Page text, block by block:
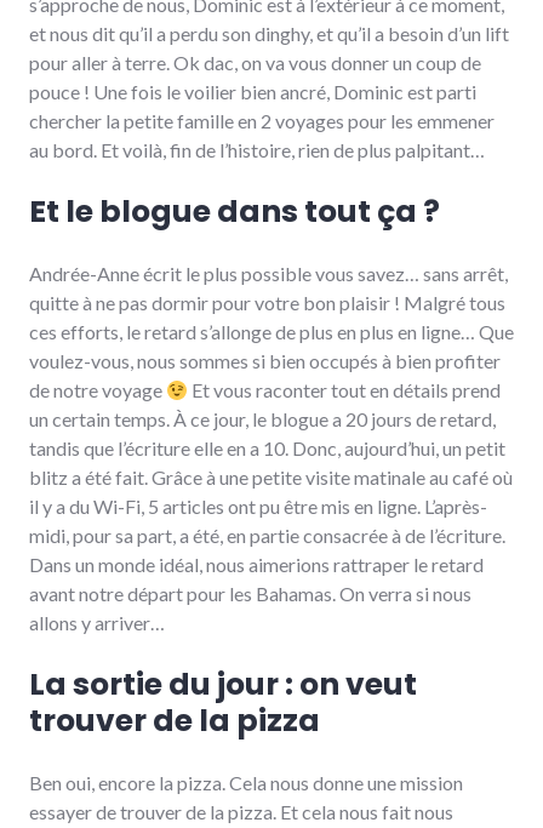
et nous dit qu’il a perdu son dinghy, et qu’il a besoin d’un lift
pour aller à terre. Ok dac, on va vous donner un coup de
pouce ! Une fois le voilier bien ancré, Dominic est parti
chercher la petite famille en 2 voyages pour les emmener
au bord. Et voilà, fin de l’histoire, rien de plus palpitant…
Et le blogue dans tout ça ?
Andrée-Anne écrit le plus possible vous savez… sans arrêt,
quitte à ne pas dormir pour votre bon plaisir ! Malgré tous
ces efforts, le retard s’allonge de plus en plus en ligne… Que
voulez-vous, nous sommes si bien occupés à bien profiter
de notre voyage
Et vous raconter tout en détails prend
un certain temps. À ce jour, le blogue a 20 jours de retard,
tandis que l’écriture elle en a 10. Donc, aujourd’hui, un petit
blitz a été fait. Grâce à une petite visite matinale au café où
il y a du Wi-Fi, 5 articles ont pu être mis en ligne. L’après-
midi, pour sa part, a été, en partie consacrée à de l’écriture.
Dans un monde idéal, nous aimerions rattraper le retard
avant notre départ pour les Bahamas. On verra si nous
allons y arriver…
La sortie du jour : on veut
trouver de la pizza
Ben oui, encore la pizza. Cela nous donne une mission
essayer de trouver de la pizza. Et cela nous fait nous